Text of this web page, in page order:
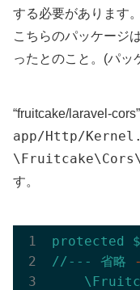
する必要があります。
こちらのパッケージ
ったとのこと。(パッ
“fruitcake/laravel-
app/Http/
す。
protected
//---
省略